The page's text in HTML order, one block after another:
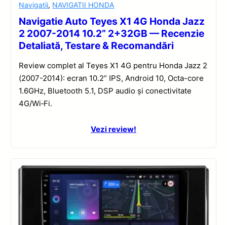
Navigatii, NAVIGATII HONDA
Navigatie Auto Teyes X1 4G Honda Jazz
2 2007-2014 10.2” 2+32GB — Recenzie
Detaliată, Testare & Recomandări
Review complet al Teyes X1 4G pentru Honda Jazz 2
(2007-2014): ecran 10.2” IPS, Android 10, Octa-core
1.6GHz, Bluetooth 5.1, DSP audio și conectivitate
4G/Wi‑Fi.
Vezi review!